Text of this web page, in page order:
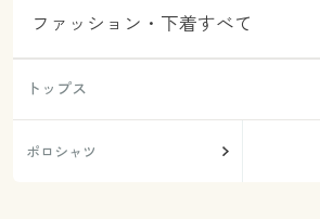
ファッション・下着すべて
トップス
ポロシャツ